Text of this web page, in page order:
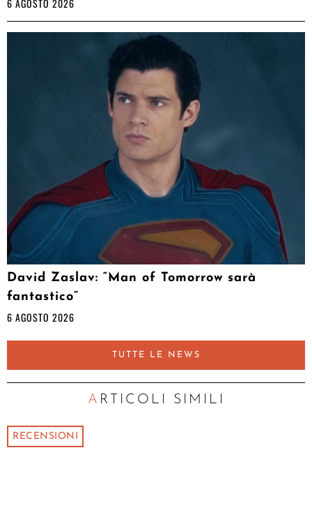
6 AGOSTO 2026
David Zaslav: “Man of Tomorrow sarà
fantastico”
6 AGOSTO 2026
TUTTE LE NEWS
ARTICOLI SIMILI
RECENSIONI